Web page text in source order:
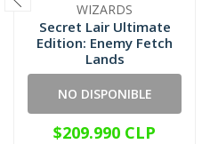
WIZARDS
Secret Lair Ultimate
Edition: Enemy Fetch
Lands
NO DISPONIBLE
$209.990 CLP